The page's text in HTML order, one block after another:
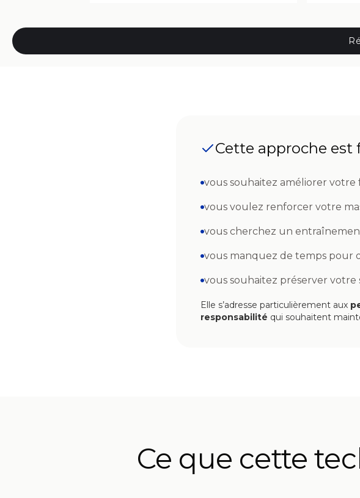
Cette approche est
vous souhaitez améliorer
vous voulez renforcer votre
vous cherchez un
vous manquez de temps pour
vous souhaitez préserver
Elle s’adresse particulièrement aux
responsabilité qui souhaitent
Ce que cette